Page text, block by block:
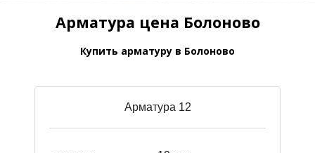
Арматура цена Болоново
Купить арматуру в Болоново
Арматура 12